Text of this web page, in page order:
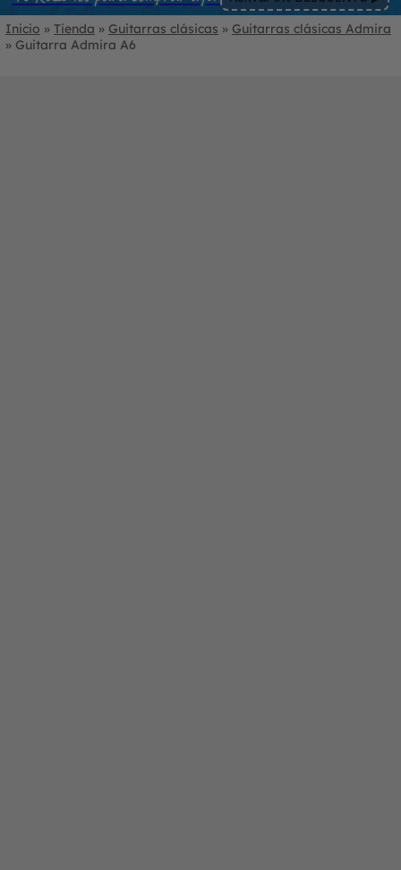
Inicio » Tienda » Guitarras clásicas » Guitarras clásicas Admira
» Guitarra Admira A6